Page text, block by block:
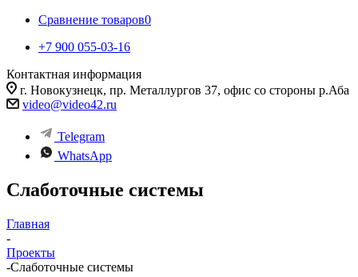
Сравнение товаров0
+7 900 055-03-16
Контактная информация
г. Новокузнецк, пр. Металлургов 37, офис со стороны р.Аба
video@video42.ru
Telegram
WhatsApp
Слаботочные системы
Главная
-
Проекты
-Слаботочные системы